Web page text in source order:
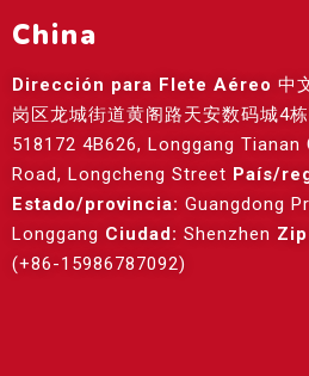
China
Dirección para Flete Aéreo 中
岗区龙城街道黄阁路天安数码城4
518172 4B626, Longgang Tianan
Road, Longcheng Street País/
Estado/provincia: Guangdong
Longgang Ciudad: Shenzhen
(+86-15986787092)